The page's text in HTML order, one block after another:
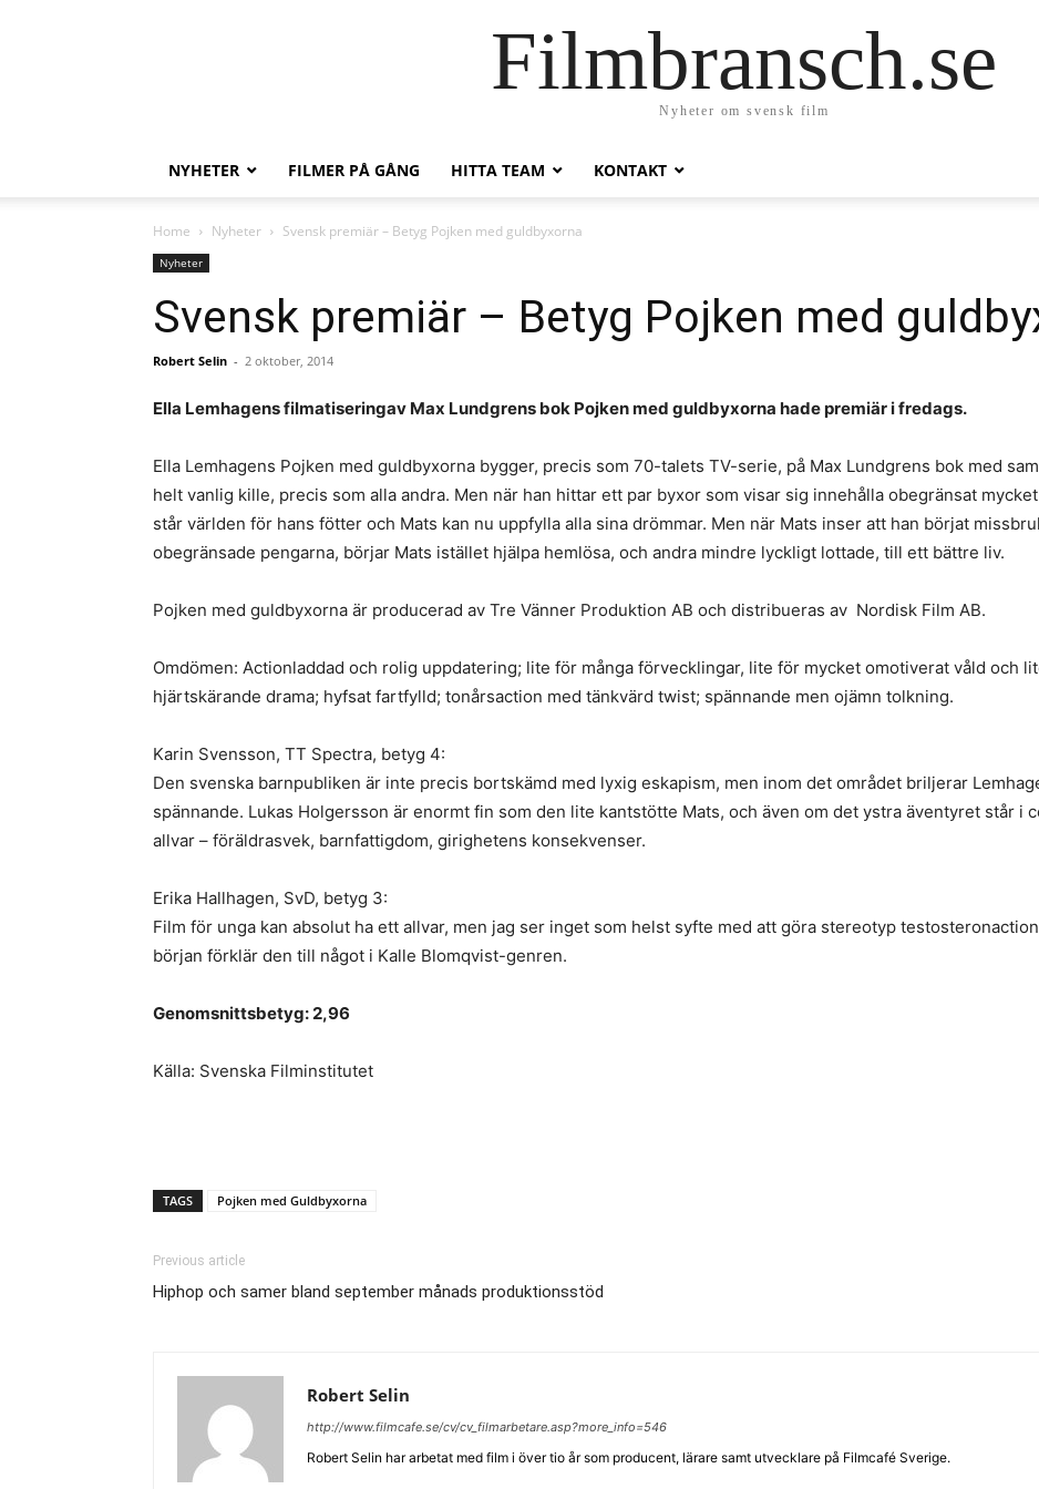
Filmbransch.se
Nyheter om svensk film
NYHETER FILMER PÅ GÅNG HITTA TEAM KONTAKT
Home Nyheter Svensk premiär – Betyg Pojken med guldbyxorna
Nyheter
Svensk premiär – Betyg Pojken med
Robert Selin - 2 oktober, 2014
Ella Lemhagens filmatiseringav Max Lundgrens bok Pojken med guldbyxorna hade premiär i fredags.
Ella Lemhagens Pojken med guldbyxorna bygger, precis som 70-talets TV-serie, på Max Lundgrens bok med
helt vanlig kille, precis som alla andra. Men när han hittar ett par byxor som visar sig innehålla obegränsat
står världen för hans fötter och Mats kan nu uppfylla alla sina drömmar. Men när Mats inser att han börjat
obegränsade pengarna, börjar Mats istället hjälpa hemlösa, och andra mindre lyckligt lottade, till ett bättre liv.
Pojken med guldbyxorna är producerad av Tre Vänner Produktion AB och distribueras av Nordisk Film AB.
Omdömen: Actionladdad och rolig uppdatering; lite för många förvecklingar, lite för mycket omotiverat våld och
hjärtskärande drama; hyfsat fartfylld; tonårsaction med tänkvärd twist; spännande men ojämn tolkning.
Karin Svensson, TT Spectra, betyg 4:
Den svenska barnpubliken är inte precis bortskämd med lyxig eskapism, men inom det området briljerar
spännande. Lukas Holgersson är enormt fin som den lite kantstötte Mats, och även om det ystra äventyret står i
allvar – föräldrasvek, barnfattigdom, girighetens konsekvenser.
Erika Hallhagen, SvD, betyg 3:
Film för unga kan absolut ha ett allvar, men jag ser inget som helst syfte med att göra stereotyp
början förklär den till något i Kalle Blomqvist-genren.
Genomsnittsbetyg: 2,96
Källa: Svenska Filminstitutet
TAGS Pojken med Guldbyxorna
Previous article
Hiphop och samer bland september månads produktionsstöd
Robert Selin
http://www.filmcafe.se/cv/cv_filmarbetare.asp?more_info=546
Robert Selin har arbetat med film i över tio år som producent, lärare samt utvecklare på Filmcafé Sverige.